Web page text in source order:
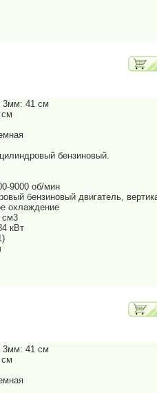
3мм: 41 см
бензиновый.
9000 об/мин
бензиновый двигатель,
охлаждение
см3
кВт
3мм: 41 см